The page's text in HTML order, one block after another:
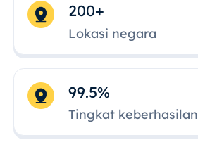
200+
Lokasi negara
99.5%
Tingkat keberhasilan